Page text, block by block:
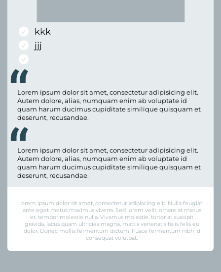
kkk
jjj
Lorem ipsum dolor sit amet, consectetur adipisicing elit.
Autem dolore, alias, numquam enim ab voluptate id
quam harum ducimus cupiditate similique quisquam et
deserunt, recusandae.
Lorem ipsum dolor sit amet, consectetur adipisicing elit.
Autem dolore, alias, numquam enim ab voluptate id
quam harum ducimus cupiditate similique quisquam et
deserunt, recusandae.
orem ipsum dolor sit amet, consectetur adipiscing elit. Nulla feugiat
ante eget metus maximus viverra. Sed lorem velit, ornare at metus
et, tempor molestie nulla. Vivamus molestie, tortor at suscipit
gravida, lacus quam ultricies magna, mattis venenatis felis felis eu
dolor. Donec mollis fermentum dictum. Fusce fermentum nibh id
consequat volutpat.